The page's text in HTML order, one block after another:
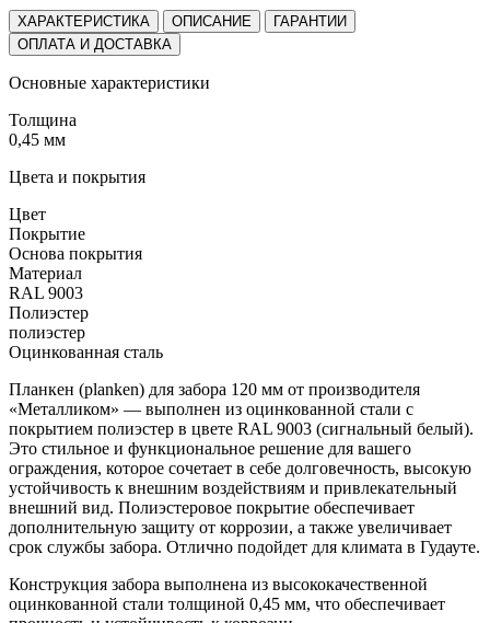
ХАРАКТЕРИСТИКА ОПИСАНИЕ
ГАРАНТИИ
ОПЛАТА И ДОСТАВКА
Основные характеристики
Толщина
0,45 мм
Цвета и покрытия
Цвет
Покрытие
Основа покрытия
Материал
RAL 9003
Полиэстер
полиэстер
Оцинкованная сталь
Планкен (planken) для забора 120 мм от производителя
«Металликом» — выполнен из оцинкованной стали с
покрытием полиэстер в цвете RAL 9003 (сигнальный белый).
Это стильное и функциональное решение для вашего
ограждения, которое сочетает в себе долговечность, высокую
устойчивость к внешним воздействиям и привлекательный
внешний вид. Полиэстеровое покрытие обеспечивает
дополнительную защиту от коррозии, а также увеличивает
срок службы забора. Отлично подойдет для климата в Гудауте.
Конструкция забора выполнена из высококачественной
оцинкованной стали толщиной 0,45 мм, что обеспечивает